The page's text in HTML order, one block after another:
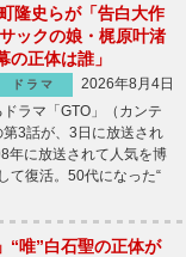
隆史らが「告白大作
ックの娘・梶原叶渚
の正体は誰」
ドラマ
2026年8月4日
ラマ「GTO」（カンテ
3話が、3日に放送され
に放送されて人気を博
て復活。50代になった“
“唯”白石聖の正体が